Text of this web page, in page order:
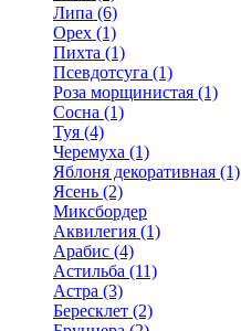
Липа (6)
Орех (1)
Пихта (1)
Псевдотсуга (1)
Роза морщинистая (1)
Сосна (1)
Туя (4)
Черемуха (1)
Яблоня декоративная (1)
Ясень (2)
Миксбордер
Аквилегия (1)
Арабис (4)
Астильба (11)
Астра (3)
Бересклет (2)